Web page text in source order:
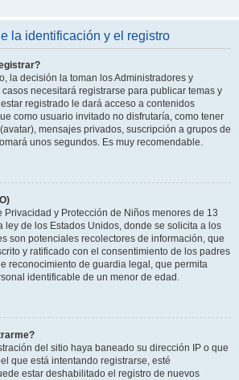
la identificación y el registro
la decisión la toman los Administradores y
necesitará registrarse para publicar temas y
registrado le dará acceso a contenidos
como usuario invitado no disfrutaría, como tener
mensajes privados, suscripción a grupos de
unos segundos. Es muy recomendable.
Privacidad y Protección de Niños menores de 13
ley de los Estados Unidos, donde se solicita a los
son potenciales recolectores de información, que
y ratificado con el consentimiento de los padres
reconocimiento de guardia legal, que permita
identificable de un menor de edad.
del sitio haya baneado su dirección IP o que
que está intentando registrarse, esté
estar deshabilitado el registro de nuevos